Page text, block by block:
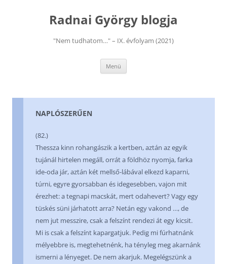
Radnai György blogja
"Nem tudhatom…" – IX. évfolyam (2021)
Menü
NAPLÓSZERŰEN
(82.)
Thessza kinn rohangászik a kertben, aztán az egyik
tujánál hirtelen megáll, orrát a földhöz nyomja, farka
ide-oda jár, aztán két mellső-lábával elkezd kaparni,
túrni, egyre gyorsabban és idegesebben, vajon mit
érezhet: a tegnapi macskát, mert odahevert? Vagy egy
tüskés süni járhatott arra? Netán egy vakond …, de
nem jut messzire, csak a felszínt rendezi át egy kicsit.
Mi is csak a felszínt kapargatjuk. Pedig mi fúrhatnánk
mélyebbre is, megtehetnénk, ha tényleg meg akarnánk
ismerni a lényeget. De nem akarjuk. Megelégszünk a